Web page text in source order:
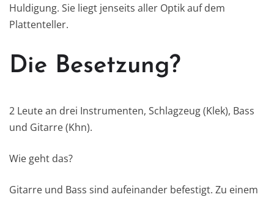
Huldigung. Sie liegt jenseits aller Optik auf dem
Plattenteller.
Die Besetzung?
2 Leute an drei Instrumenten, Schlagzeug (Klek), Bass
und Gitarre (Khn).
Wie geht das?
Gitarre und Bass sind aufeinander befestigt. Zu einem